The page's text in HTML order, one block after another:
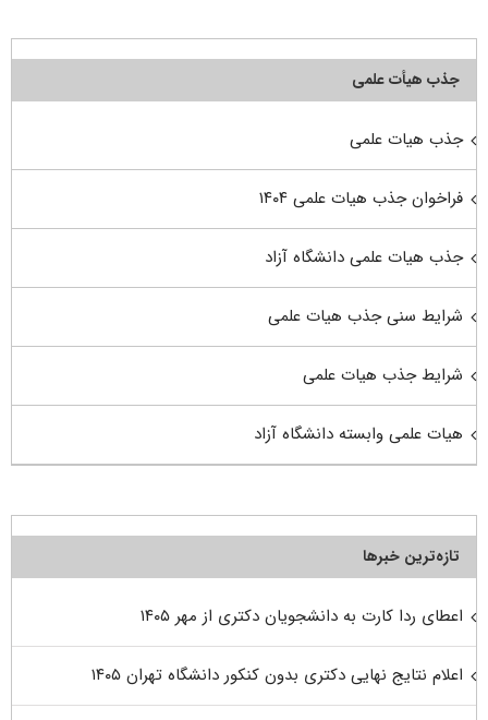
جذب هیأت علمی
جذب هیات علمی
فراخوان جذب هیات علمی ۱۴۰۴
جذب هیات علمی دانشگاه آزاد
شرایط سنی جذب هیات علمی
شرایط جذب هیات علمی
هیات علمی وابسته دانشگاه آزاد
تازه‌ترین خبرها
اعطای ردا کارت به دانشجویان دکتری از مهر ۱۴۰۵
اعلام نتایج نهایی دکتری بدون کنکور دانشگاه تهران ۱۴۰۵